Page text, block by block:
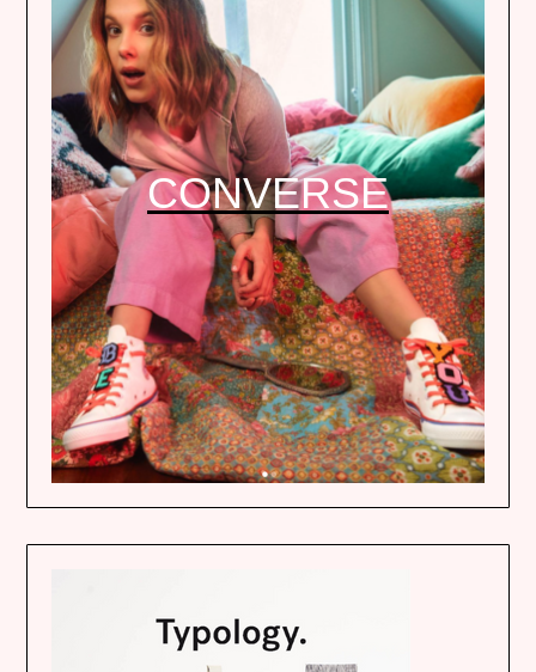
CONVERSE